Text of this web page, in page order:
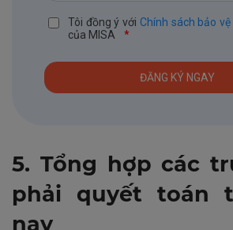
Tôi đồng ý với Chính sách bảo
của MISA
*
5. Tổng hợp các
phải quyết toán
nay